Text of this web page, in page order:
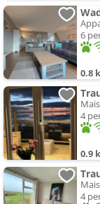
6
0.8
4
0.9
4